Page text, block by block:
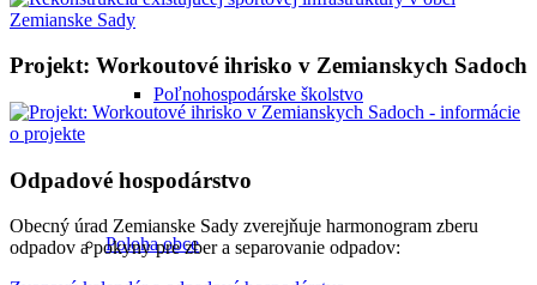
Poľnohospodárske školstvo
Poloha obce
Projekt: Workoutové ihrisko v Zemianskych Sadoch
Odpadové hospodárstvo
Obecný úrad Zemianske Sady zverejňuje harmonogram zberu
odpadov a pokyny pre zber a separovanie odpadov: